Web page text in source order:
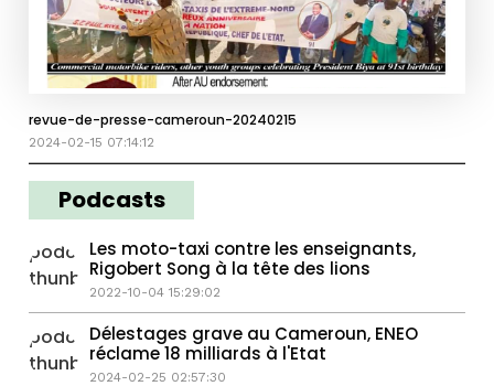
revue-de-presse-cameroun-20240215
2024-02-15 07:14:12
Podcasts
Les moto-taxi contre les enseignants,
Rigobert Song à la tête des lions
2022-10-04 15:29:02
Délestages grave au Cameroun, ENEO
réclame 18 milliards à l'Etat
2024-02-25 02:57:30